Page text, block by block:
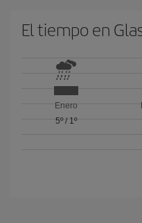
El tiempo en
Enero
5º/ 1º